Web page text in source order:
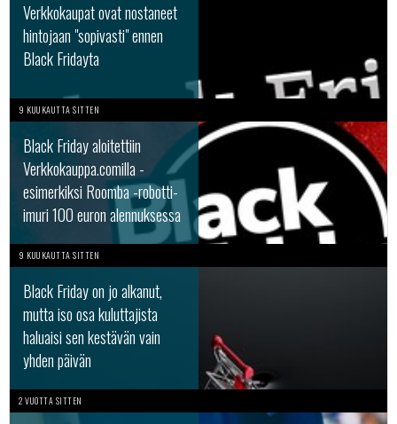
Verkkokaupat ovat nostaneet
hintojaan "sopivasti" ennen
Black Fridayta
9 KUUKAUTTA SITTEN
Black Friday aloitettiin
Verkkokauppa.comilla -
esimerkiksi Roomba -robotti-
imuri 100 euron alennuksessa
9 KUUKAUTTA SITTEN
Black Friday on jo alkanut,
mutta iso osa kuluttajista
haluaisi sen kestävän vain
yhden päivän
2 VUOTTA SITTEN